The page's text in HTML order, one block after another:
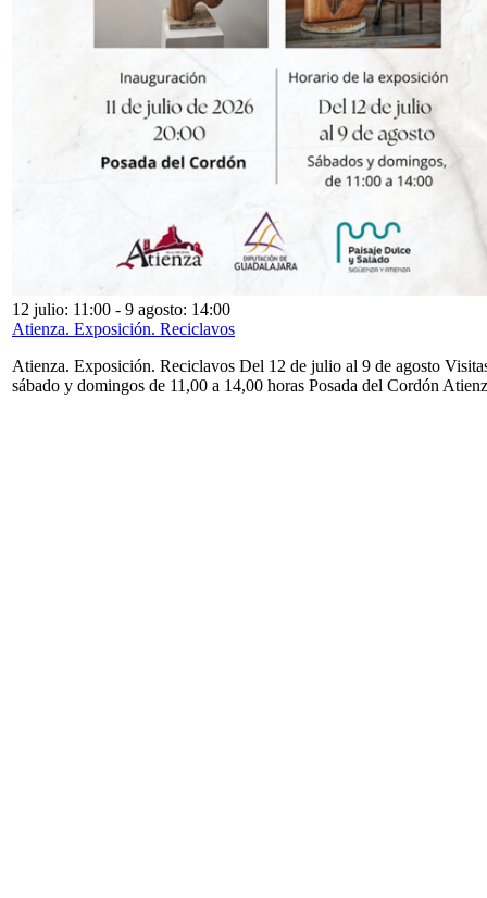
12 julio: 11:00 - 9 agosto: 14:00
Atienza. Exposición. Reciclavos
Atienza. Exposición. Reciclavos Del 12 de julio al 9 de agosto
sábado y domingos de 11,00 a 14,00 horas Posada del Cordón